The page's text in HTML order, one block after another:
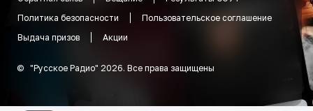
Политика безопасности
Пользовательское соглашение
Выдача призов
Акции
© "Русское Радио" 2026. Все права защищены